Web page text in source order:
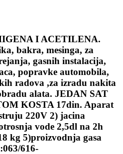
I ACETILENA.
bakra, mesinga, za
gasnih instalacija,
popravke automobila,
radova ,za izradu nakita
alata. JEDAN SAT
KOSTA 17din. Aparat
220V 2) jacina
vode 2,5dl na 2h
kg 5)proizvodnja gasa
616-